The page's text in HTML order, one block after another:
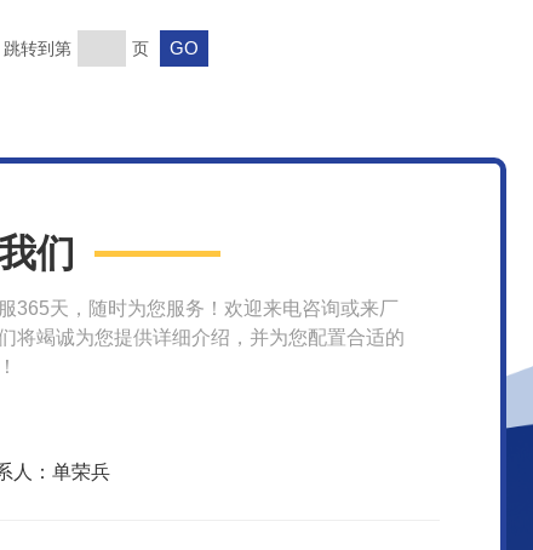
转到第 页
们
365天，随时为您服务！欢迎来电咨询或来厂
将竭诚为您提供详细介绍，并为您配置合适的
人：单荣兵